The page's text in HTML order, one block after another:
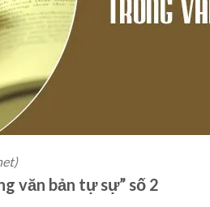
văn bản tự sự” số 2